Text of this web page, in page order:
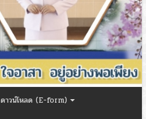
ดาวน์โหลด (E-form)